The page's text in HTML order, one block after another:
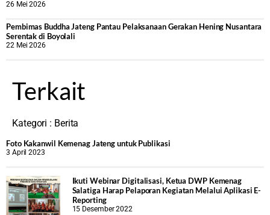
26 Mei 2026
‎Pembimas Buddha Jateng Pantau Pelaksanaan Gerakan Hening Nusantara
Serentak di Boyolali
22 Mei 2026
Terkait
Kategori : Berita
Foto Kakanwil Kemenag Jateng untuk Publikasi
3 April 2023
Ikuti Webinar Digitalisasi, Ketua DWP Kemenag
Salatiga Harap Pelaporan Kegiatan Melalui Aplikasi E-
Reporting
15 Desember 2022